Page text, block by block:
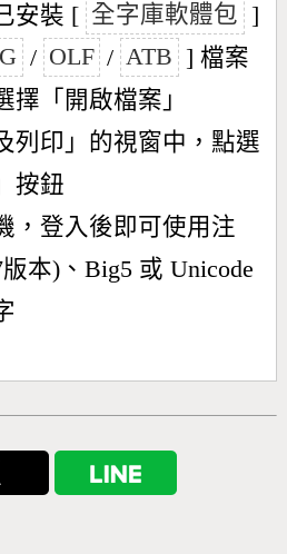
安裝 [ 全字庫軟體包 ]
/ OLF / ATB ] 檔案
擇「開啟檔案」
列印」的視窗中，點選
按鈕
，登入後即可使用注
本)、Big5 或 Unicode